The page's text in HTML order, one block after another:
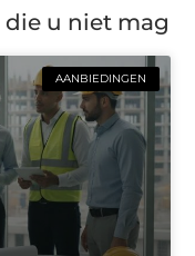
die u niet mag
AANBIEDINGEN